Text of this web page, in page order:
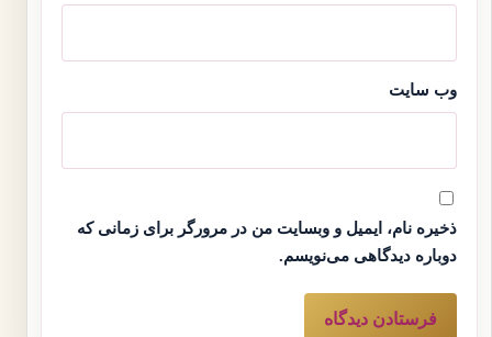
وب‌ سایت
ذخیره نام، ایمیل و وبسایت من در مرورگر برای زمانی که
دوباره دیدگاهی می‌نویسم.